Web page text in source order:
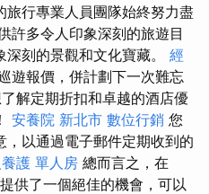
行專業人員團隊始終努力盡
許多令人印象深刻的旅遊目
刻的景觀和文化寶藏。 經
遊報價，併計劃下一次難忘
解定期折扣和卓越的酒店優
安養院 新北市 數位行銷 您
以通過電子郵件定期收到的
護 單人房 總而言之，在
供了一個絕佳的機會，可以